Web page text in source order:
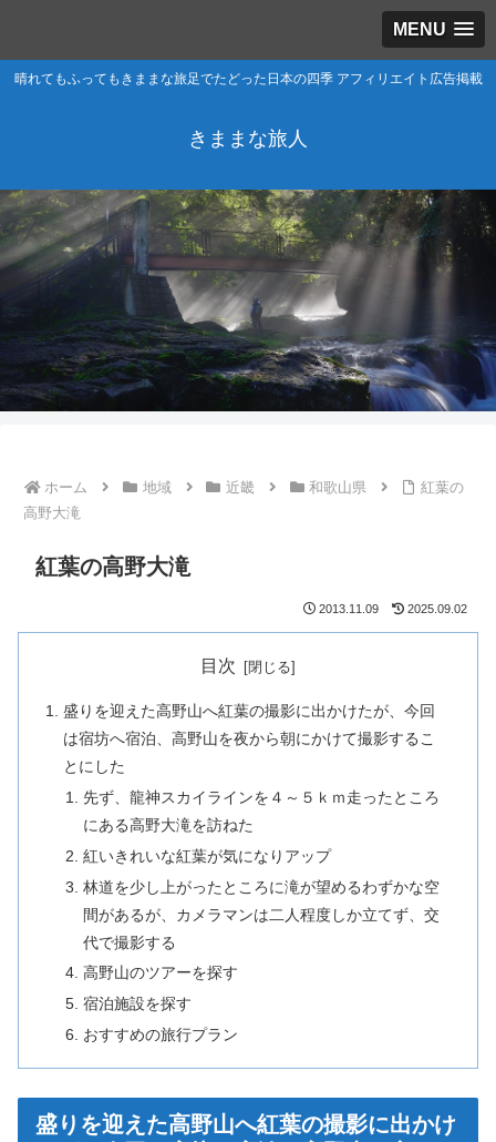
MENU
晴れてもふってもきままな旅足でたどった日本の四季 アフィリエイト広告掲載
きままな旅人
ホーム 地域 近畿 和歌山県
紅葉の
高野大滝
紅葉の高野大滝
2013.11.09 2025.09.02
目次
盛りを迎えた高野山へ紅葉の撮影に出かけたが、今回
は宿坊へ宿泊、高野山を夜から朝にかけて撮影するこ
とにした
先ず、龍神スカイラインを４～５ｋｍ走ったところ
にある高野大滝を訪ねた
紅いきれいな紅葉が気になりアップ
林道を少し上がったところに滝が望めるわずかな空
間があるが、カメラマンは二人程度しか立てず、交
代で撮影する
高野山のツアーを探す
宿泊施設を探す
おすすめの旅行プラン
盛りを迎えた高野山へ紅葉の撮影に出かけ